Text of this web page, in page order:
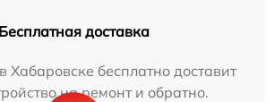
Бесплатная доставка
Хабаровске бесплатно доставит
на ремонт и обратно.